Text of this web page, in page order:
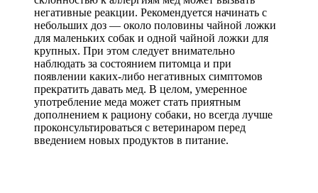
негативные реакции. Рекомендуется начинать с
небольших доз — около половины чайной ложки
для маленьких собак и одной чайной ложки для
крупных. При этом следует внимательно
наблюдать за состоянием питомца и при
появлении каких-либо негативных симптомов
прекратить давать мед. В целом, умеренное
употребление меда может стать приятным
дополнением к рациону собаки, но всегда лучше
проконсультироваться с ветеринаром перед
введением новых продуктов в питание.